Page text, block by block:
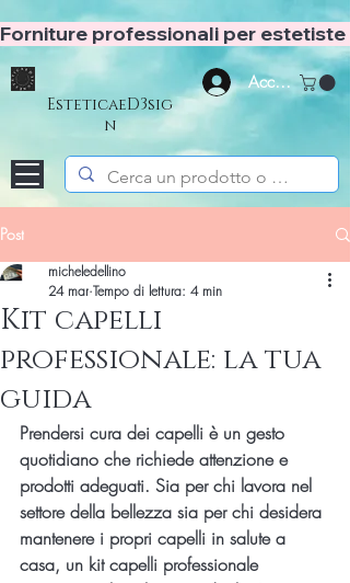
Forniture professionali per
EsteticaeD3sig
n
Accedi
Post
Kit capelli
professionale: la tua
guida
micheledellino
24 mar Tempo di lettura: 4 min
Prendersi cura dei capelli è un gesto
quotidiano che richiede attenzione e
prodotti adeguati. Sia per chi lavora nel
settore della bellezza sia per chi desidera
mantenere i propri capelli in salute a
casa, un kit capelli professionale